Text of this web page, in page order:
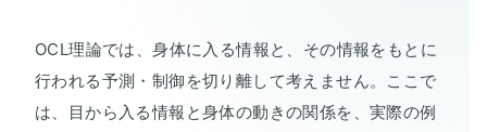
OCL理論では、身体に入る情報と、その情報をもとに
行われる予測・制御を切り離して考えません。ここで
は、目から入る情報と身体の動きの関係を、実際の例